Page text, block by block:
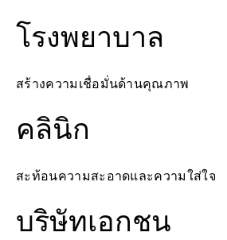
โรงพยาบาล
สร้างความเชื่อมั่นด้านคุณภาพ
คลินิก
สะท้อนความสะอาดและความใส่ใจ
บริษัทเอกชน